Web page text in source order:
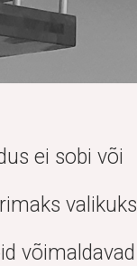
ei sobi või
valikuks
võimaldavad